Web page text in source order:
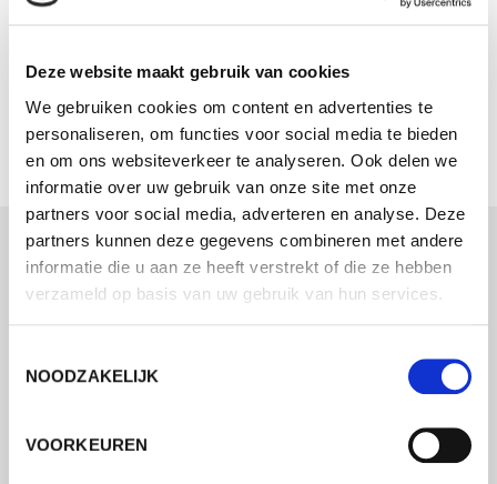
Deze website maakt gebruik van cookies
We gebruiken cookies om content en advertenties te
personaliseren, om functies voor social media te bieden
en om ons websiteverkeer te analyseren. Ook delen we
informatie over uw gebruik van onze site met onze
partners voor social media, adverteren en analyse. Deze
partners kunnen deze gegevens combineren met andere
informatie die u aan ze heeft verstrekt of die ze hebben
verzameld op basis van uw gebruik van hun services.
NOODZAKELIJK
VOORKEUREN
Nu contact opnemen
Neem contact met ons op via ons online
formulier en wij nemen zo spoedig
available